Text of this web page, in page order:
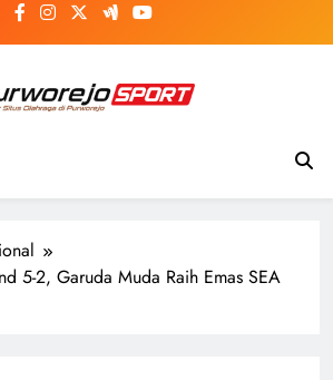
5-2, Garuda Muda Raih Emas SEA